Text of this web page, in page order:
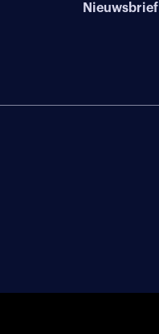
Nieuwsbrief